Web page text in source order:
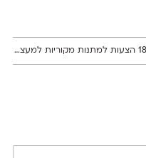
18 הצעות למתנות מקוריות למעצבים גרפיים